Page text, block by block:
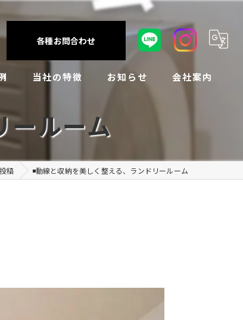
各種お問合わせ
ム・リノベーション
当社の特徴
断熱性能
アフターメンテナンス
お知らせ 会社案内
ールーム
稿 ◾️動線と収納を美しく整える、ランドリールーム